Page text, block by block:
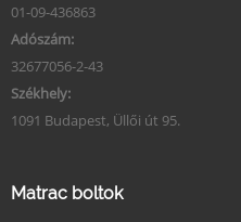
01-09-436863
Adószám:
32677056-2-43
Székhely:
1091 Budapest, Üllői út 95.
Matrac boltok